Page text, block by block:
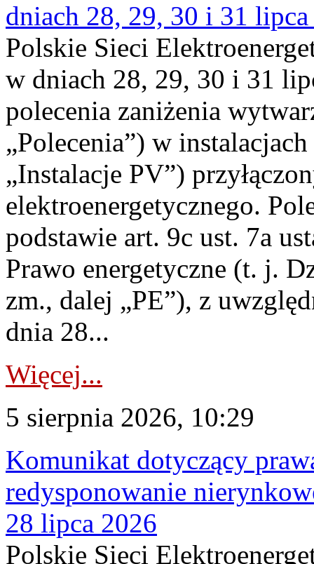
dniach 28, 29, 30 i 31
Polskie Sieci
w dniach 28, 29, 30 i 31
polecenia zaniżenia
„Polecenia”) w
„Instalacje PV”)
elektroenergetycznego.
podstawie art. 9c ust. 7a
Prawo energetyczne (t. j.
zm., dalej „PE”), z
dnia 28...
Więcej...
5 sierpnia 2026, 10:29
Komunikat dotyczący
redysponowanie
28 lipca 2026
Polskie Sieci